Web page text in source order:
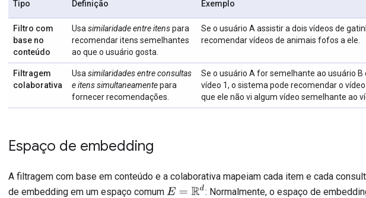
Tipo Definição Exemplo
Filtro com
base no
conteúdo
Usa similaridade entre itenspara
recomendar itens semelhantes
ao que o usuário gosta.
Se o usuário A assistir a dois vídeos de
recomendar vídeos de animais fofos a ele.
Filtragem
colaborativa
Usa similaridades entre consultas
e itens simultaneamentepara
fornecer recomendações.
Se o usuário A for semelhante ao usuário B
vídeo 1, o sistema pode recomendar o
que ele não vi algum vídeo semelhante ao
Espaço de embedding
A filtragem com base em conteúdo e a colaborativa mapeiam cada item e cada
de embedding em um espaço comum E= Rd
: Normalmente, o espaço de